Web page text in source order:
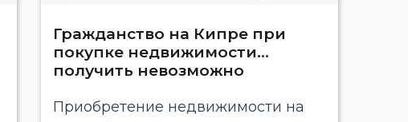
Гражданство на Кипре при
покупке недвижимости…
получить невозможно
Приобретение недвижимости на